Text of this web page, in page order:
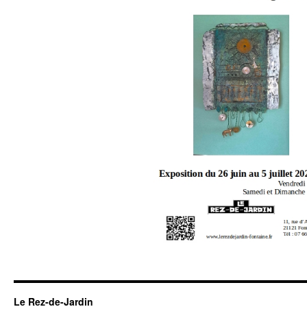
Le Rez-de-Jardin